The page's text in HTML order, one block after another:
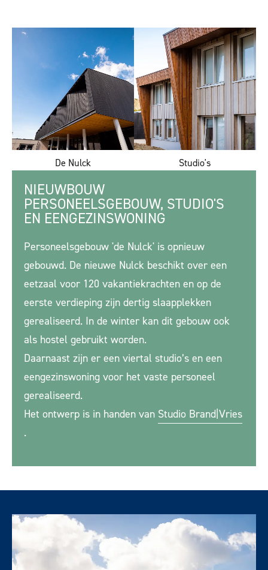
NIEUWBOUW
PERSONEELSGEBOUW, STUDIO'S
EN EENGEZINSWONING
Personeelsgebouw 'de Nulck' is opnieuw
gebouwd. De nieuwe Nulck beschikt over een
eetzaal voor 120 vakantiekrachten en op de
eerste verdieping zijn dertig slaapplekken
gerealiseerd. In de winter kan dit gebouw ook
als hostel gebruikt worden.
Daarnaast zijn er een viertal studio’s en een
eengezinswoning voor het vaste personeel
gerealiseerd.
Het ontwerp is in handen van Studio Brand|Vries
.
De Nulck Studio's